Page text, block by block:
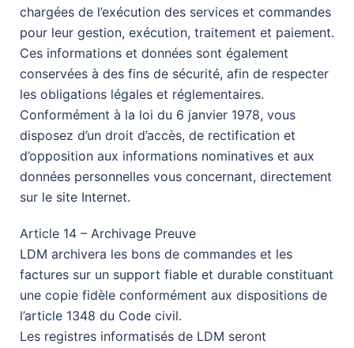
chargées de l’exécution des services et commandes
pour leur gestion, exécution, traitement et paiement.
Ces informations et données sont également
conservées à des fins de sécurité, afin de respecter
les obligations légales et réglementaires.
Conformément à la loi du 6 janvier 1978, vous
disposez d’un droit d’accès, de rectification et
d’opposition aux informations nominatives et aux
données personnelles vous concernant, directement
sur le site Internet.
Article 14 – Archivage Preuve
LDM archivera les bons de commandes et les
factures sur un support fiable et durable constituant
une copie fidèle conformément aux dispositions de
l’article 1348 du Code civil.
Les registres informatisés de LDM seront